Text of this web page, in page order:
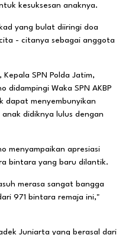
kesuksesan anaknya.
yang bulat diiringi doa
- citanya sebagai anggota
SPN Polda Jatim,
didampingi Waka SPN AKBP
dapat menyembunyikan
didiknya lulus dengan
menyampaikan apresiasi
bintara yang baru dilantik.
merasa sangat bangga
971 bintara remaja ini,"
Juniarta yang berasal dari